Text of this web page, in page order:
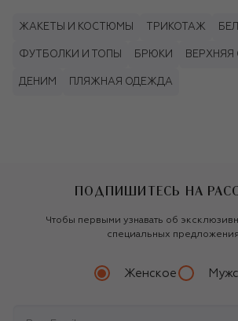
ЖАКЕТЫ И КОСТЮМЫ ТРИКОТАЖ
ФУТБОЛКИ И ТОПЫ БРЮКИ
ДЕНИМ ПЛЯЖНАЯ ОДЕЖДА
ПОДПИШИТЕСЬ НА
Чтобы первыми узнавать об
специальных
Женское